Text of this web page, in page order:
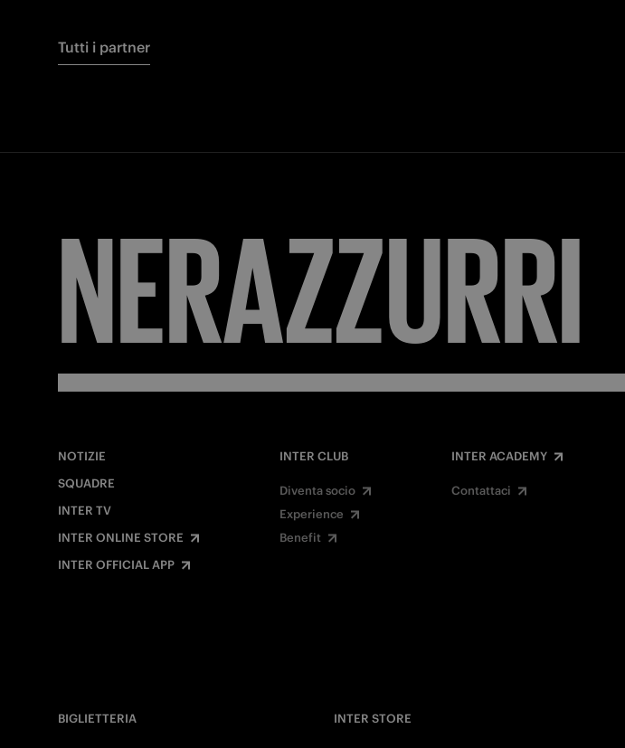
Tutti i partner
FORZA
NOTIZIE
SQUADRE
INTER TV
INTER ONLINE STORE
INTER OFFICIAL APP
INTER CLUB
Diventa socio
Experience
Benefit
INTER ACADEMY
Contattaci
BIGLIETTERIA
INTER STORE